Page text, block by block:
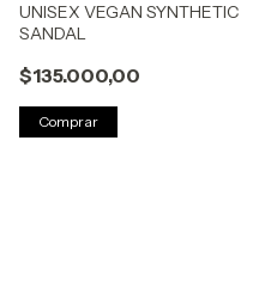
UNISEX VEGAN SYNTHETIC
SANDAL
$135.000,00
Comprar